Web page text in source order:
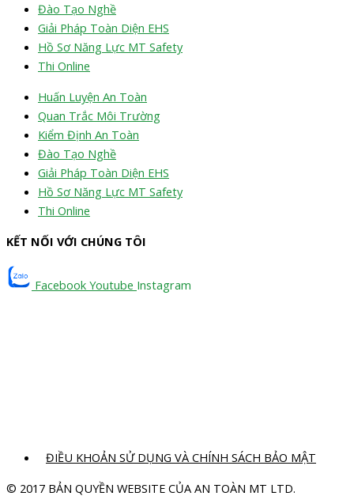
Đào Tạo Nghề
Giải Pháp Toàn Diện EHS
Hồ Sơ Năng Lực MT Safety
Thi Online
Huấn Luyện An Toàn
Quan Trắc Môi Trường
Kiểm Định An Toàn
Đào Tạo Nghề
Giải Pháp Toàn Diện EHS
Hồ Sơ Năng Lực MT Safety
Thi Online
KẾT NỐI VỚI CHÚNG TÔI
Facebook Youtube Instagram
ĐIỀU KHOẢN SỬ DỤNG VÀ CHÍNH SÁCH BẢO MẬT
© 2017 BẢN QUYỀN WEBSITE CỦA AN TOÀN MT LTD.